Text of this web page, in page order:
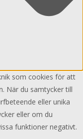
som cookies för att
När du samtycker till
eller unika
eller om du
funktioner negativt.